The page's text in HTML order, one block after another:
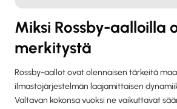
Miksi Rossby-aalloilla
merkitystä
Rossby-aallot ovat olennaisen tärkeitä
ilmastojärjestelmän laajamittaisen
Valtavan kokonsa vuoksi ne vaikuttavat